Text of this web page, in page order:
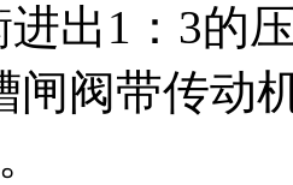
出1：3的
阀带传动机